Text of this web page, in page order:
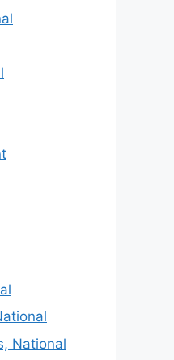
National